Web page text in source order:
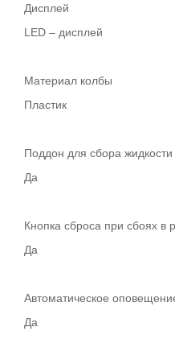
Дисплей
LED – дисплей
Материал колбы
Пластик
Поддон для сбора жидкости
Да
Кнопка сброса при сбоях в
Да
Автоматическое
Да